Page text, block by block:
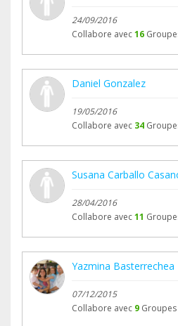
24/09/2016
Collabore avec16
Daniel Gonzalez
19/05/2016
Collabore avec 34
Susana Carballo
28/04/2016
Collabore avec11
Yazmina Basterrechea
07/12/2015
Collabore avec 9 Groupes